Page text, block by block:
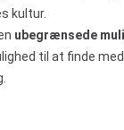
kultur.
ubegrænsede
til at finde